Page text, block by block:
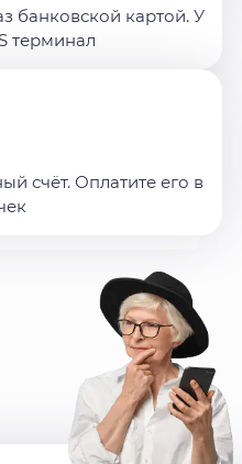
банковской картой. У
терминал
счёт. Оплатите его в